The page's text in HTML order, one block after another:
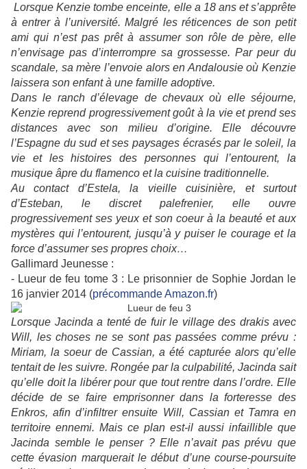
Lorsque Kenzie tombe enceinte, elle a 18 ans et s’apprête
à entrer à l’université. Malgré les réticences de son petit
ami qui n’est pas prêt à assumer son rôle de père, elle
n’envisage pas d’interrompre sa grossesse. Par peur du
scandale, sa mère l’envoie alors en Andalousie où Kenzie
laissera son enfant à une famille adoptive.
Dans le ranch d’élevage de chevaux où elle séjourne,
Kenzie reprend progressivement goût à la vie et prend ses
distances avec son milieu d’origine. Elle découvre
l’Espagne du sud et ses paysages écrasés par le soleil, la
vie et les histoires des personnes qui l’entourent, la
musique âpre du flamenco et la cuisine traditionnelle.
Au contact d’Estela, la vieille cuisinière, et surtout
d’Esteban, le discret palefrenier, elle ouvre
progressivement ses yeux et son coeur à la beauté et aux
mystères qui l’entourent, jusqu’à y puiser le courage et la
force d’assumer ses propres choix…
Gallimard Jeunesse :
- Lueur de feu tome 3 : Le prisonnier de Sophie Jordan le
16 janvier 2014 (précommande Amazon.fr)
Lorsque Jacinda a tenté de fuir le village des drakis avec
Will, les choses ne se sont pas passées comme prévu :
Miriam, la soeur de Cassian, a été capturée alors qu’elle
tentait de les suivre. Rongée par la culpabilité, Jacinda sait
qu’elle doit la libérer pour que tout rentre dans l’ordre. Elle
décide de se faire emprisonner dans la forteresse des
Enkros, afin d’infiltrer ensuite Will, Cassian et Tamra en
territoire ennemi. Mais ce plan est-il aussi infaillible que
Jacinda semble le penser ? Elle n’avait pas prévu que
cette évasion marquerait le début d’une course-poursuite